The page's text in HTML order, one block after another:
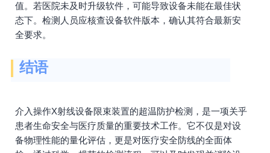
值。若医院未及时升级软件，可能导致设备未能在最佳状
态下。检测人员应核查设备软件版本，确认其符合最新安
全要求。
结语
介入操作X射线设备限束装置的超温防护检测，是一项关乎
患者生命安全与医疗质量的重要技术工作。它不仅是对设
备物理性能的量化评估，更是对医疗安全防线的全面体